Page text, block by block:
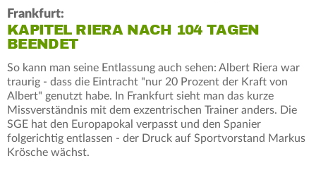
Frankfurt:
KAPITEL RIERA NACH 104 TAGEN
BEENDET
So kann man seine Entlassung auch sehen: Albert Riera war
traurig - dass die Eintracht "nur 20 Prozent der Kraft von
Albert" genutzt habe. In Frankfurt sieht man das kurze
Missverständnis mit dem exzentrischen Trainer anders. Die
SGE hat den Europapokal verpasst und den Spanier
folgerichtig entlassen - der Druck auf Sportvorstand Markus
Krösche wächst.